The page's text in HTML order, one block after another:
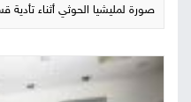
صورة لمليشيا الحوثي أثناء